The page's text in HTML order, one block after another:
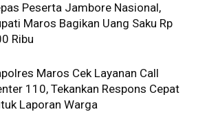
Peserta Jambore Nasional,
Maros Bagikan Uang Saku Rp
Ribu
Maros Cek Layanan Call
110, Tekankan Respons Cepat
Laporan Warga